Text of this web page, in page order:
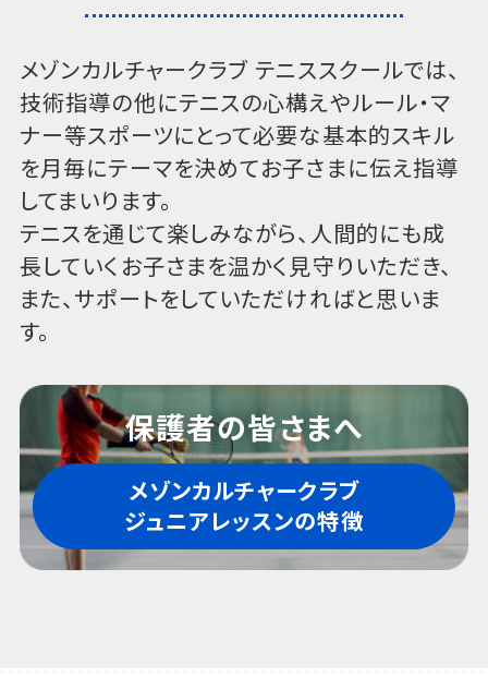
メゾンカルチャークラブ テニススクールでは、
技術指導の他にテニスの心構えやルール・マ
ナー等スポーツにとって必要な基本的スキル
を月毎にテーマを決めてお子さまに伝え指導
してまいります。
テニスを通じて楽しみながら、人間的にも成
長していくお子さまを温かく見守りいただき、
また、サポートをしていただければと思いま
す。
保護者の皆さまへ
メゾンカルチャークラブ
ジュニアレッスンの特徴